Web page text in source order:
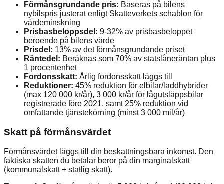
Förmånsgrundande pris: Baseras på bilens
nybilspris justerat enligt Skatteverkets schablon för
värdeminskning
Prisbasbeloppsdel: 9-32% av prisbasbeloppet
beroende på bilens värde
Prisdel: 13% av det förmånsgrundande priset
Räntedel: Beräknas som 70% av statslåneräntan plus
1 procentenhet
Fordonsskatt: Årlig fordonsskatt läggs till
Reduktioner: 45% reduktion för elbilar/laddhybrider
(max 120 000 kr/år), 3 000 kr/år för lågutsläppsbilar
registrerade före 2021, samt 25% reduktion vid
omfattande tjänstekörning (minst 3 000 mil/år)
Skatt på förmånsvärdet
Förmånsvärdet läggs till din beskattningsbara inkomst. Den
faktiska skatten du betalar beror på din marginalskatt
(kommunalskatt + statlig skatt).